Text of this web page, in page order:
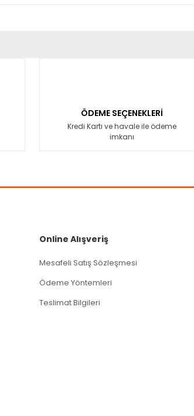
ÖDEME SEÇENEKLERİ
Kredi Kartı ve havale ile ödeme
imkanı
Online Alışveriş
Mesafeli Satış Sözleşmesi
Ödeme Yöntemleri
Teslimat Bilgileri